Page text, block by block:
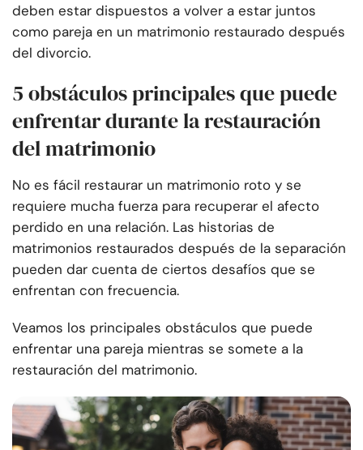
deben estar dispuestos a volver a estar juntos
como pareja en un matrimonio restaurado después
del divorcio.
5 obstáculos principales que puede
enfrentar durante la restauración
del matrimonio
No es fácil restaurar un matrimonio roto y se
requiere mucha fuerza para recuperar el afecto
perdido en una relación. Las historias de
matrimonios restaurados después de la separación
pueden dar cuenta de ciertos desafíos que se
enfrentan con frecuencia.
Veamos los principales obstáculos que puede
enfrentar una pareja mientras se somete a la
restauración del matrimonio.